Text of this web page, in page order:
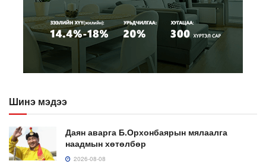
Шинэ мэдээ
Даян аварга Б.Орхонбаярын мялаалга
наадмын хөтөлбөр
2026-08-08